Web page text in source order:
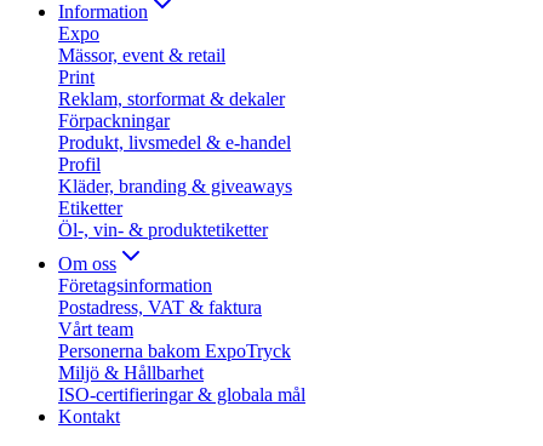
Information
Expo
Mässor, event & retail
Print
Reklam, storformat & dekaler
Förpackningar
Produkt, livsmedel & e-handel
Profil
Kläder, branding & giveaways
Etiketter
Öl-, vin- & produktetiketter
Om oss
Företagsinformation
Postadress, VAT & faktura
Vårt team
Personerna bakom ExpoTryck
Miljö & Hållbarhet
ISO-certifieringar & globala mål
Kontakt